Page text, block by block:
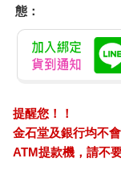
態：
提醒您！！
金石堂及銀行均不
ATM提款機，請不